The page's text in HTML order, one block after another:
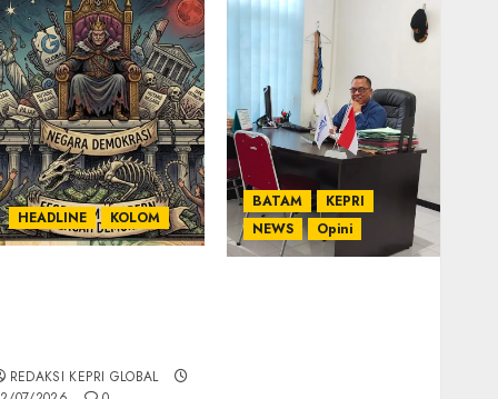
HEADLINE KOLOM
REDAKSI KEPRI GLOBAL
BATAM
KEPRI
NEWS
Opini